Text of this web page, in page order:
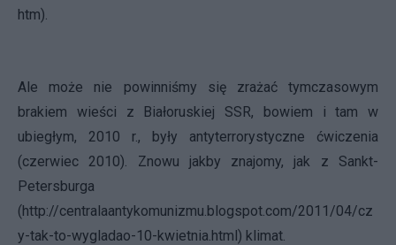
htm).
Ale może nie powinniśmy się zrażać tymczasowym
brakiem wieści z Białoruskiej SSR, bowiem i tam w
ubiegłym, 2010 r., były antyterrorystyczne ćwiczenia
(czerwiec 2010). Znowu jakby znajomy, jak z Sankt-
Petersburga
(http://centralaantykomunizmu.blogspot.com/2011/04/cz
y-tak-to-wygladao-10-kwietnia.html) klimat.